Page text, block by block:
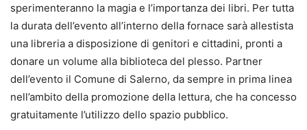
sperimenteranno la magia e l’importanza dei libri. Per tutta
la durata dell’evento all’interno della fornace sarà allestista
una libreria a disposizione di genitori e cittadini, pronti a
donare un volume alla biblioteca del plesso. Partner
dell’evento il Comune di Salerno, da sempre in prima linea
nell’ambito della promozione della lettura, che ha concesso
gratuitamente l’utilizzo dello spazio pubblico.